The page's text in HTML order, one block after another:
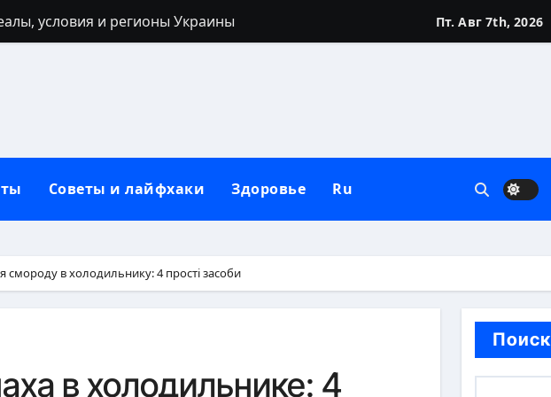
условия и регионы Украины
полный гайд от нуля до сильных рук
взгляд на природу зла в человеке
от негатива: полный практический гайд
механизм психики и тела
лица, региональные различия и этническая мозаика
Пт. Авг 7th, 2026
Советы и лайфхаки Здоровье Ru
смороду в холодильнику: 4 прості засоби
в холодильнике: 4
Поиск